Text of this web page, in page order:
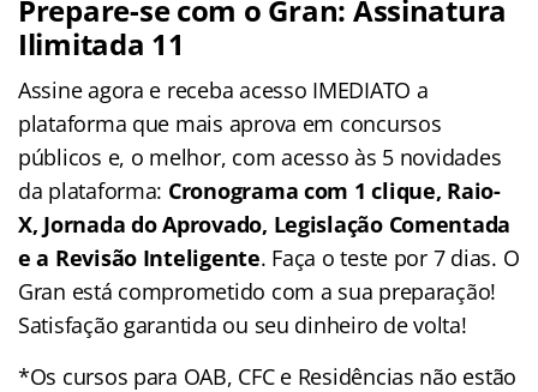
Prepare-se com o Gran: Assinatura
Ilimitada 11
Assine agora e receba acesso IMEDIATO a
plataforma que mais aprova em concursos
públicos e, o melhor, com acesso às 5 novidades
da plataforma: Cronograma com 1 clique, Raio-
X, Jornada do Aprovado, Legislação Comentada
e a Revisão Inteligente. Faça o teste por 7 dias. O
Gran está comprometido com a sua preparação!
Satisfação garantida ou seu dinheiro de volta!
*Os cursos para OAB, CFC e Residências não estão